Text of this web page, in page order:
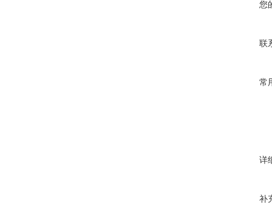
您
联
常
详
补